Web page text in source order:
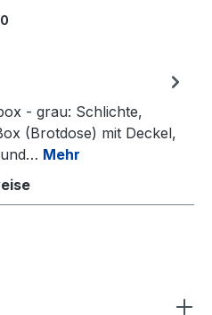
- grau: Schlichte,
(Brotdose) mit Deckel,
Mehr